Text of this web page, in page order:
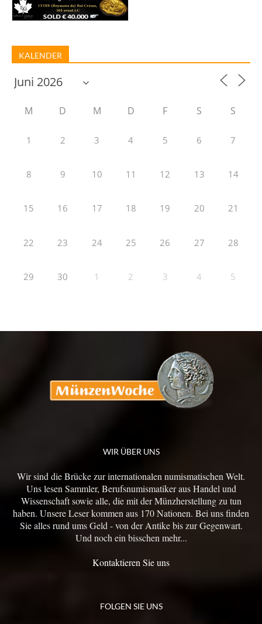
KALENDER
M D M D F S S
1 2 3 4 5 6 7
8 9 10 11 12 13 14
15 16 17 18 19 20 21
22 23 24 25 26 27 28
29 30 1 2 3 4 5
WIR ÜBER UNS
Wir sind die Brücke zur internationalen numismatischen Welt.
Uns lesen Sammler, Berufsnumismatiker aus Handel und
Wissenschaft sowie alle, die mit der Münzherstellung zu tun
haben. Unsere Leser kommen aus 170 Nationen. Bei uns finden
Sie alles rund ums Geld - von der Antike bis zur Gegenwart.
Und noch ein bisschen mehr...
Kontaktieren Sie uns
FOLGEN SIE UNS